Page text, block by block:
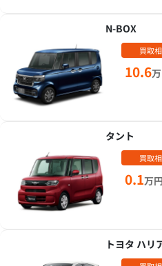
N-BOX
買取
10.6
タント
買取
0.1万
トヨタ ハリ